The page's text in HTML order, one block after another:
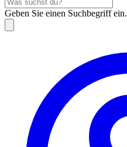
Geben Sie einen Suchbegriff ein.